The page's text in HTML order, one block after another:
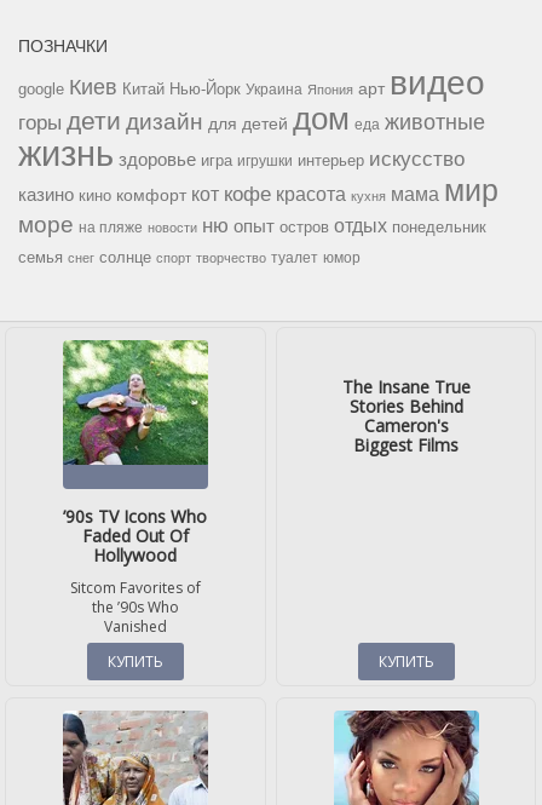
ПОЗНАЧКИ
google Киев Китай Нью-Йорк Украина Япония арт видео
горы дети дизайн для детей дом еда животные
жизнь здоровье игра игрушки интерьер искусство
казино кино комфорт кот кофе красота кухня мама мир
море на пляже новости ню опыт остров отдых понедельник
семья снег солнце спорт творчество туалет юмор